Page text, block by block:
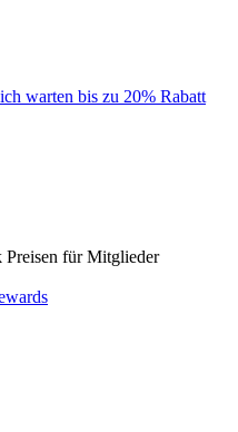
warten bis zu 20% Rabatt
Preisen für Mitglieder